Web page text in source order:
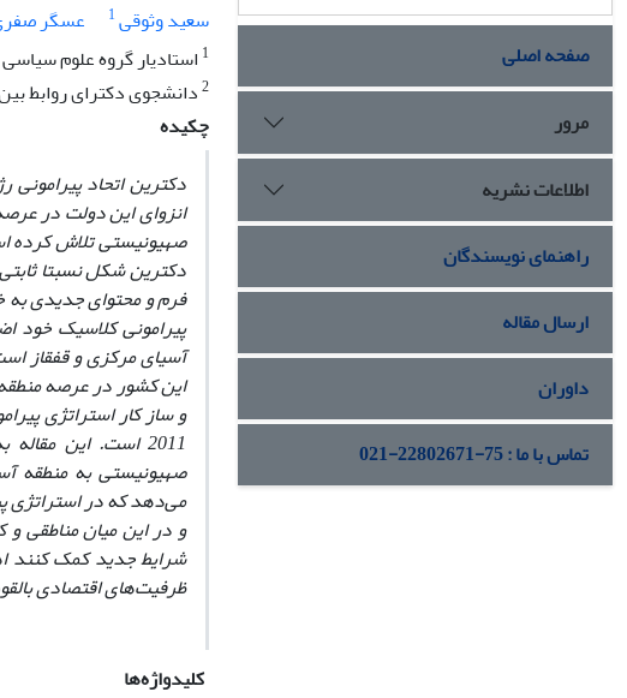
سعید وثوقی1 عسگر
1 استادیار گروه علوم
2دانشجوی دکترای روابط
چکیده
دکترین اتحاد
انزوای این دولت در
صهیونیستی تلاش کرده
فرم و محتوای جدیدی به
پیرامونی کلاسیک خود
آسیای مرکزی و قفقاز
این کشور در عرصه
و ساز کار استراتژی
2011 است. این
صهیونیستی به منطقه
می‌دهد که در استراتژی
و در این میان مناطقی
شرایط جدید کمک کنند
ظرفیت‌های اقتصادی
کلیدواژه‌ها
صفحه اصلی
مرور
اطلاعات نشریه
راهنمای نویسندگان
ارسال مقاله
داوران
تماس با ما : 75-22802671-021